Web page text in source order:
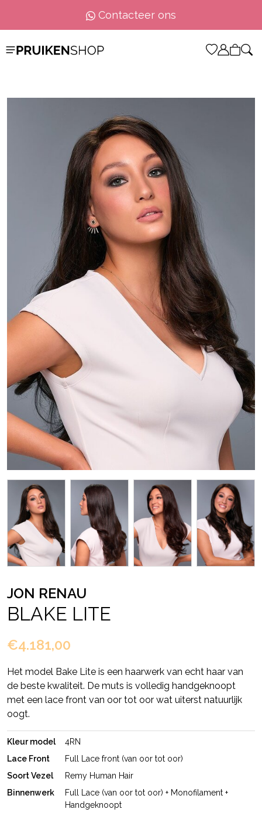
Contacteer ons
JON RENAU
BLAKE LITE
€4.181,00
Het model Bake Lite is een haarwerk van echt haar van
de beste kwaliteit. De muts is volledig handgeknoopt
met een lace front van oor tot oor wat uiterst natuurlijk
oogt.
Kleur model
4RN
Lace Front
Full Lace front (van oor tot oor)
Soort Vezel
Remy Human Hair
Binnenwerk
Full Lace (van oor tot oor) + Monofilament +
Handgeknoopt